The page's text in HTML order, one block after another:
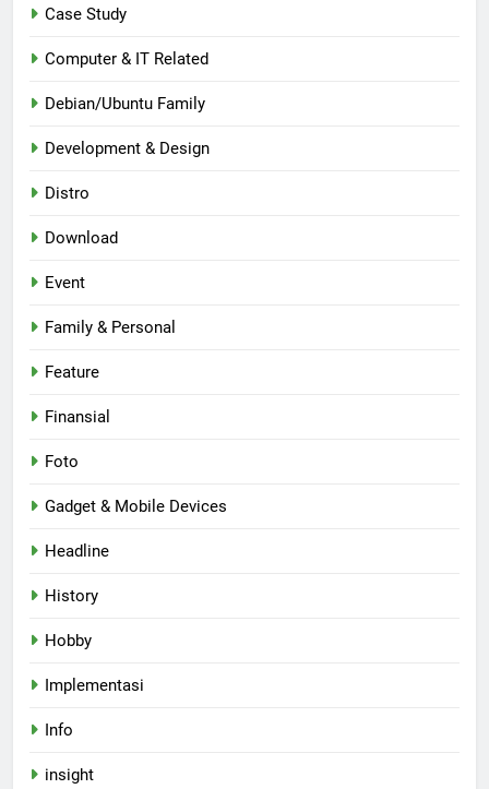
Case Study
Computer & IT Related
Debian/Ubuntu Family
Development & Design
Distro
Download
Event
Family & Personal
Feature
Finansial
Foto
Gadget & Mobile Devices
Headline
History
Hobby
Implementasi
Info
insight